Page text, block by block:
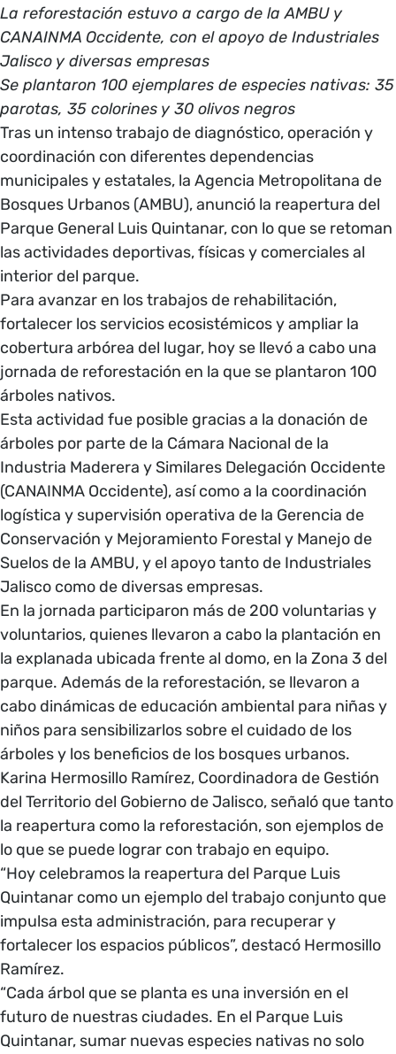
La reforestación estuvo a cargo de la AMBU y
CANAINMA Occidente, con el apoyo de Industriales
Jalisco y diversas empresas
Se plantaron 100 ejemplares de especies nativas: 35
parotas, 35 colorines y 30 olivos negros
Tras un intenso trabajo de diagnóstico, operación y
coordinación con diferentes dependencias
municipales y estatales, la Agencia Metropolitana de
Bosques Urbanos (AMBU), anunció la reapertura del
Parque General Luis Quintanar, con lo que se retoman
las actividades deportivas, físicas y comerciales al
interior del parque.
Para avanzar en los trabajos de rehabilitación,
fortalecer los servicios ecosistémicos y ampliar la
cobertura arbórea del lugar, hoy se llevó a cabo una
jornada de reforestación en la que se plantaron 100
árboles nativos.
Esta actividad fue posible gracias a la donación de
árboles por parte de la Cámara Nacional de la
Industria Maderera y Similares Delegación Occidente
(CANAINMA Occidente), así como a la coordinación
logística y supervisión operativa de la Gerencia de
Conservación y Mejoramiento Forestal y Manejo de
Suelos de la AMBU, y el apoyo tanto de Industriales
Jalisco como de diversas empresas.
En la jornada participaron más de 200 voluntarias y
voluntarios, quienes llevaron a cabo la plantación en
la explanada ubicada frente al domo, en la Zona 3 del
parque. Además de la reforestación, se llevaron a
cabo dinámicas de educación ambiental para niñas y
niños para sensibilizarlos sobre el cuidado de los
árboles y los beneficios de los bosques urbanos.
Karina Hermosillo Ramírez, Coordinadora de Gestión
del Territorio del Gobierno de Jalisco, señaló que tanto
la reapertura como la reforestación, son ejemplos de
lo que se puede lograr con trabajo en equipo.
“Hoy celebramos la reapertura del Parque Luis
Quintanar como un ejemplo del trabajo conjunto que
impulsa esta administración, para recuperar y
fortalecer los espacios públicos”, destacó Hermosillo
Ramírez.
“Cada árbol que se planta es una inversión en el
futuro de nuestras ciudades. En el Parque Luis
Quintanar, sumar nuevas especies nativas no solo